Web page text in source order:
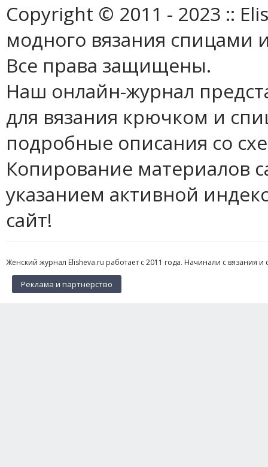
Copyright © 2011 - 2023 ::
модного вязания спицами
Все права защищены.
Наш онлайн-журнал
для вязания крючком и
подробные описания со
Копирование материалов
указанием активной
сайт!
Женский журнал Elisheva.ru работает с 2011 года. Начинали с вязания
Реклама и партнерство